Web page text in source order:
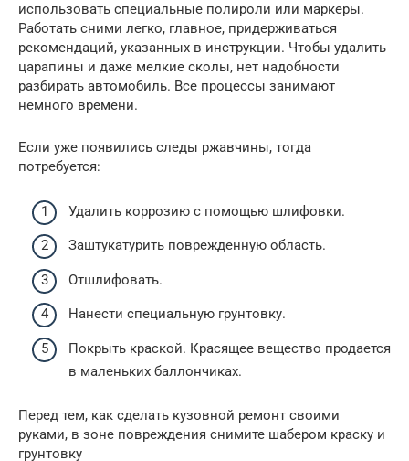
использовать специальные полироли или маркеры.
Работать сними легко, главное, придерживаться
рекомендаций, указанных в инструкции. Чтобы удалить
царапины и даже мелкие сколы, нет надобности
разбирать автомобиль. Все процессы занимают
немного времени.
Если уже появились следы ржавчины, тогда
потребуется:
Удалить коррозию с помощью шлифовки.
Заштукатурить поврежденную область.
Отшлифовать.
Нанести специальную грунтовку.
Покрыть краской. Красящее вещество продается
в маленьких баллончиках.
Перед тем, как сделать кузовной ремонт своими
руками, в зоне повреждения снимите шабером краску и
грунтовку